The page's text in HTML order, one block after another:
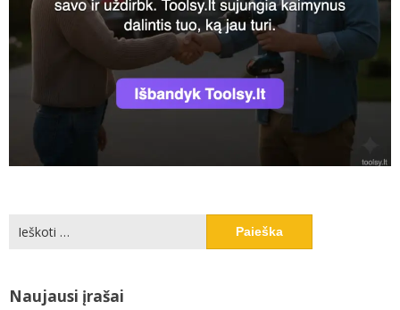
Naujausi įrašai